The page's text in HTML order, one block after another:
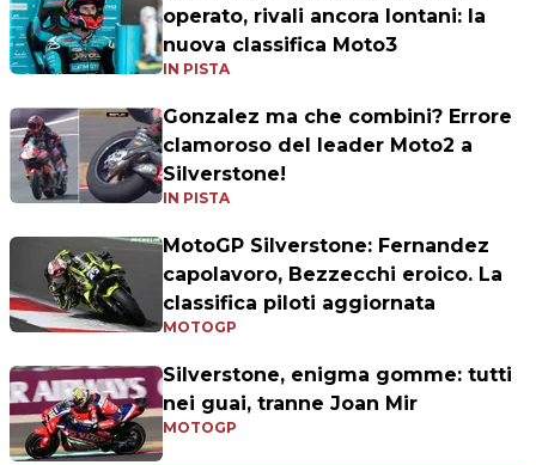
operato, rivali ancora lontani: la
nuova classifica Moto3
IN PISTA
Gonzalez ma che combini? Errore
clamoroso del leader Moto2 a
Silverstone!
IN PISTA
MotoGP Silverstone: Fernandez
capolavoro, Bezzecchi eroico. La
classifica piloti aggiornata
MOTOGP
Silverstone, enigma gomme: tutti
nei guai, tranne Joan Mir
MOTOGP